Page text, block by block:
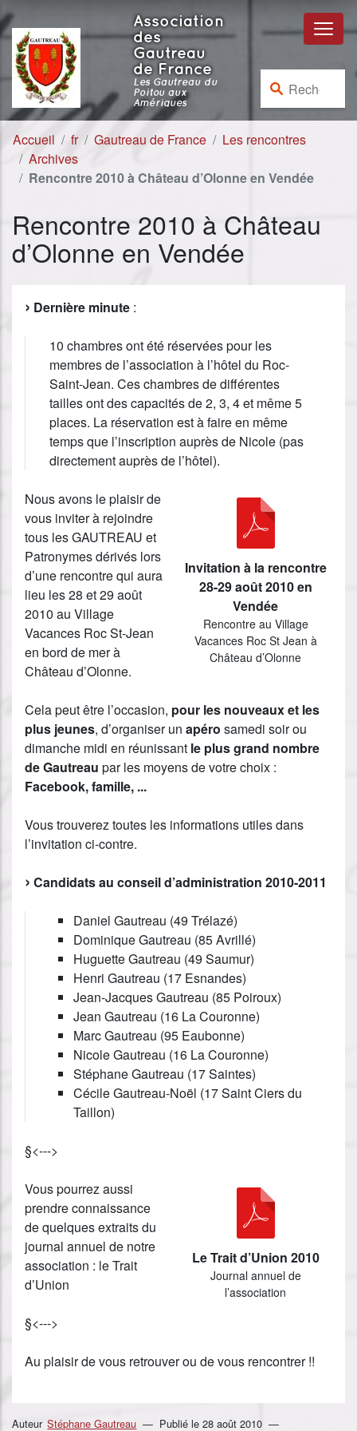
Aller au contenu
Aller à la navigation
Association
des
Gautreau
de France
Les Gautreau du
Poitou aux
Amériques
Rechercher :
Accueil fr Gautreau de France
Les rencontres
Archives
Rencontre 2010 à Château d’Olonne en Vendée
Rencontre 2010 à Château
d’Olonne en Vendée
Dernière minute :
10 chambres ont été réservées pour les
membres de l’association à l’hôtel du Roc-
Saint-Jean. Ces chambres de différentes
tailles ont des capacités de 2, 3, 4 et même 5
places. La réservation est à faire en même
temps que l’inscription auprès de Nicole (pas
directement auprès de l’hôtel).
Invitation à la rencontre
28-29 août 2010 en
Vendée
Rencontre au Village
Vacances Roc St Jean à
Château d’Olonne
Nous avons le plaisir de
vous inviter à rejoindre
tous les GAUTREAU et
Patronymes dérivés lors
d’une rencontre qui aura
lieu les 28 et 29 août
2010 au Village
Vacances Roc St-Jean
en bord de mer à
Château d’Olonne.
Cela peut être l’occasion, pour les nouveaux et les
plus jeunes, d’organiser un apéro samedi soir ou
dimanche midi en réunissant le plus grand nombre
de Gautreau par les moyens de votre choix :
Facebook, famille, ...
Vous trouverez toutes les informations utiles dans
l’invitation ci-contre.
Candidats au conseil d’administration 2010-2011
Daniel Gautreau (49 Trélazé)
Dominique Gautreau (85 Avrillé)
Huguette Gautreau (49 Saumur)
Henri Gautreau (17 Esnandes)
Jean-Jacques Gautreau (85 Poiroux)
Jean Gautreau (16 La Couronne)
Marc Gautreau (95 Eaubonne)
Nicole Gautreau (16 La Couronne)
Stéphane Gautreau (17 Saintes)
Cécile Gautreau-Noël (17 Saint Ciers du
Taillon)
§<--->
Le Trait d’Union 2010
Journal annuel de
l’association
Vous pourrez aussi
prendre connaissance
de quelques extraits du
journal annuel de notre
association : le Trait
d’Union
§<--->
Au plaisir de vous retrouver ou de vous rencontrer !!
Auteur Stéphane Gautreau Publié le28 août 2010